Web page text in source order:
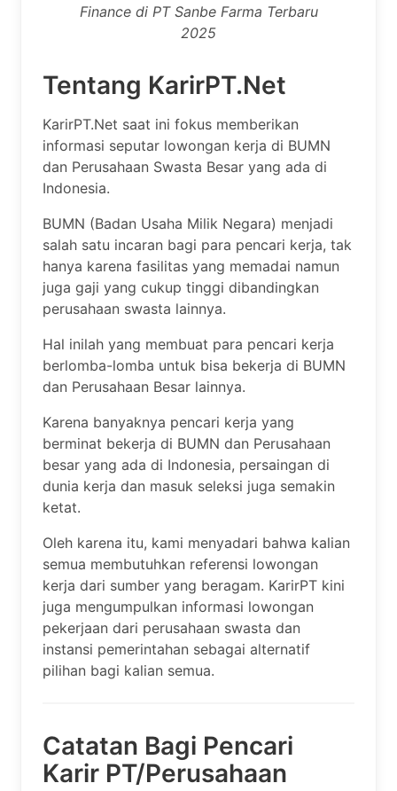
Finance di PT Sanbe Farma Terbaru
2025
Tentang KarirPT.Net
KarirPT.Net saat ini fokus memberikan
informasi seputar lowongan kerja di BUMN
dan Perusahaan Swasta Besar yang ada di
Indonesia.
BUMN (Badan Usaha Milik Negara) menjadi
salah satu incaran bagi para pencari kerja, tak
hanya karena fasilitas yang memadai namun
juga gaji yang cukup tinggi dibandingkan
perusahaan swasta lainnya.
Hal inilah yang membuat para pencari kerja
berlomba-lomba untuk bisa bekerja di BUMN
dan Perusahaan Besar lainnya.
Karena banyaknya pencari kerja yang
berminat bekerja di BUMN dan Perusahaan
besar yang ada di Indonesia, persaingan di
dunia kerja dan masuk seleksi juga semakin
ketat.
Oleh karena itu, kami menyadari bahwa kalian
semua membutuhkan referensi lowongan
kerja dari sumber yang beragam. KarirPT kini
juga mengumpulkan informasi lowongan
pekerjaan dari perusahaan swasta dan
instansi pemerintahan sebagai alternatif
pilihan bagi kalian semua.
Catatan Bagi Pencari
Karir PT/Perusahaan